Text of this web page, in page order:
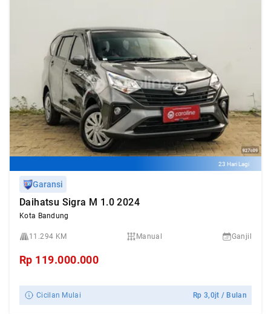
23 Hari Lagi
Garansi
Daihatsu Sigra M 1.0 2024
Kota Bandung
11.294 KM Manual Ganjil
Rp 119.000.000
Cicilan Mulai Rp3,0jt / Bulan